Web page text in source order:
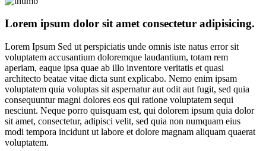
Lorem ipsum dolor sit amet consectetur adipisicing.
Lorem Ipsum Sed ut perspiciatis unde omnis iste natus error sit
voluptatem accusantium doloremque laudantium, totam rem
aperiam, eaque ipsa quae ab illo inventore veritatis et quasi
architecto beatae vitae dicta sunt explicabo. Nemo enim ipsam
voluptatem quia voluptas sit aspernatur aut odit aut fugit, sed quia
consequuntur magni dolores eos qui ratione voluptatem sequi
nesciunt. Neque porro quisquam est, qui dolorem ipsum quia dolor
sit amet, consectetur, adipisci velit, sed quia non numquam eius
modi tempora incidunt ut labore et dolore magnam aliquam quaerat
voluptatem.